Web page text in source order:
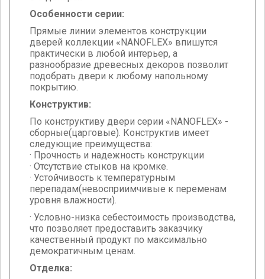
Особенности серии:
Прямые линии элементов конструкции
дверей коллекции «NANOFLEX» впишутся
практически в любой интерьер, а
разнообразие древесных декоров позволит
подобрать двери к любому напольному
покрытию.
Конструктив:
По конструктиву двери серии «NANOFLEX» -
сборные(царговые). Конструктив имеет
следующие преимущества:
· Прочность и надежность конструкции
· Отсутствие стыков на кромке.
· Устойчивость к температурным
перепадам(невосприимчивые к переменам
уровня влажности).
· Условно-низка себестоимость производства,
что позволяет предоставить заказчику
качественный продукт по максимально
демократичным ценам.
Отделка: